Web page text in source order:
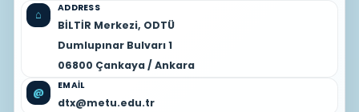
⌂ ADDRESS
BİLTİR Merkezi, ODTÜ
Dumlupınar Bulvarı 1
06800 Çankaya / Ankara
@ EMAIL
dtx@metu.edu.tr